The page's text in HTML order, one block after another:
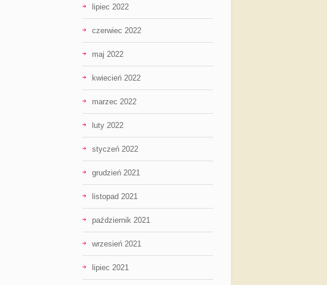
lipiec 2022
czerwiec 2022
maj 2022
kwiecień 2022
marzec 2022
luty 2022
styczeń 2022
grudzień 2021
listopad 2021
październik 2021
wrzesień 2021
lipiec 2021